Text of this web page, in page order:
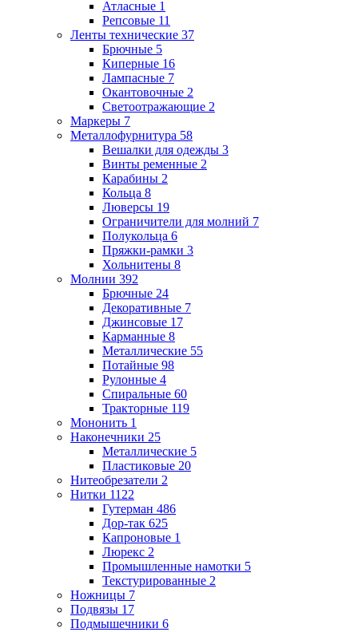
Атласные 1
Репсовые 11
Ленты технические 37
Брючные 5
Киперные 16
Лампасные 7
Окантовочные 2
Светоотражающие 2
Маркеры 7
Металлофурнитура 58
Вешалки для одежды 3
Винты ременные 2
Карабины 2
Кольца 8
Люверсы 19
Ограничители для молний 7
Полукольца 6
Пряжки-рамки 3
Хольнитены 8
Молнии 392
Брючные 24
Декоративные 7
Джинсовые 17
Карманные 8
Металлические 55
Потайные 98
Рулонные 4
Спиральные 60
Тракторные 119
Мононить 1
Наконечники 25
Металлические 5
Пластиковые 20
Нитеобрезатели 2
Нитки 1122
Гутерман 486
Дор-так 625
Капроновые 1
Люрекс 2
Промышленные намотки 5
Текстурированные 2
Ножницы 7
Подвязы 17
Подмышечники 6